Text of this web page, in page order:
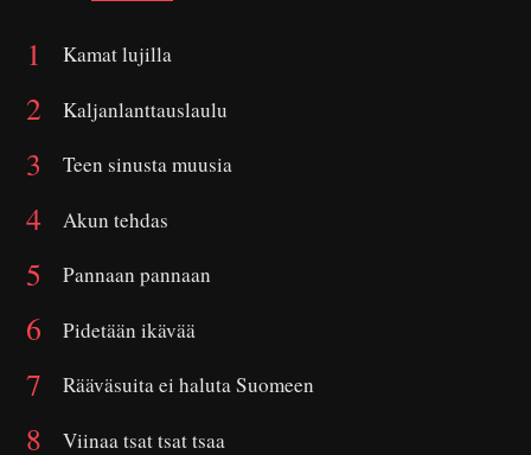
Kamat lujilla
Kaljanlanttauslaulu
Teen sinusta muusia
Akun tehdas
Pannaan pannaan
Pidetään ikävää
Rääväsuita ei haluta Suomeen
Viinaa tsat tsat tsaa